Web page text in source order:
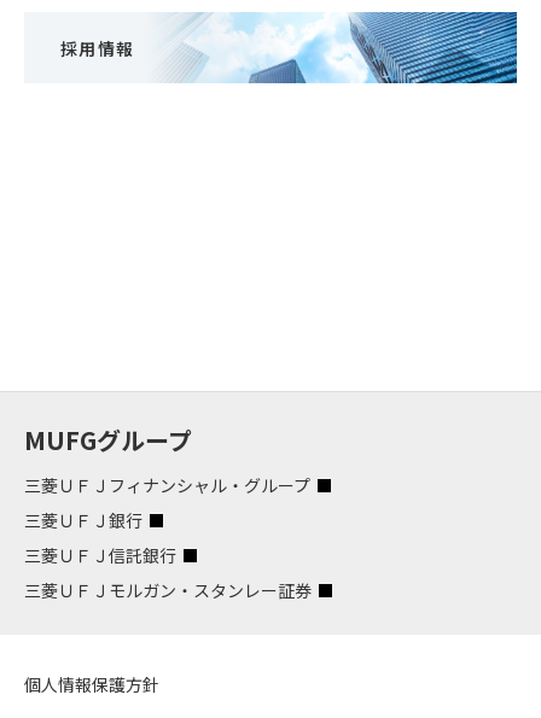
採用情報
MUFGグループ
三菱ＵＦＪフィナンシャル・グループ
三菱ＵＦＪ銀行
三菱ＵＦＪ信託銀行
三菱ＵＦＪモルガン・スタンレー証券
個人情報保護方針